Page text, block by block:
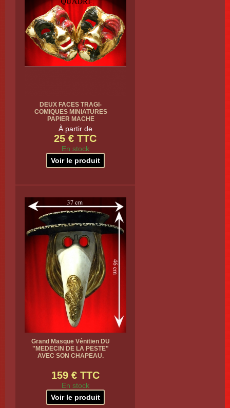
DEUX FACES TRAGI-
COMIQUES MINIATURES
PAPIER MACHE
À partir de
25 € TTC
En stock
Voir le produit
Grand Masque Vénitien DU
"MEDECIN DE LA PESTE"
AVEC SON CHAPEAU.
159 € TTC
En stock
Voir le produit